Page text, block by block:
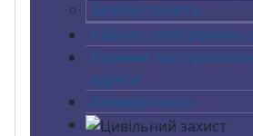
Безбар`єрність
Кабінет електронних
Рішення про
адреси
Декомунізація